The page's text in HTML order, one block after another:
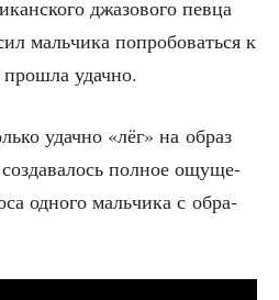
джа­зо­во­го пев­ца
маль­чи­ка попро­бо­вать­ся к
удачно.
удач­но «лёг» на образ
пол­ное ощу­ще­
одно­го маль­чи­ка с обра­